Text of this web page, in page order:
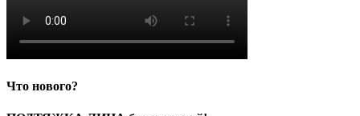
Что нового?